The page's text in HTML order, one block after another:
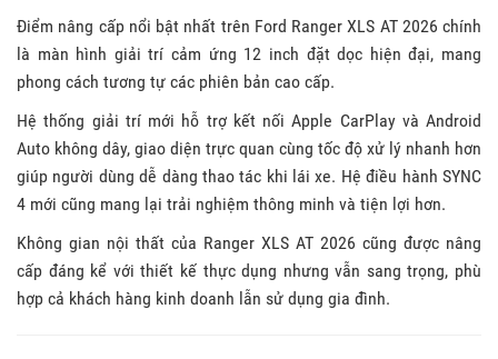
Điểm nâng cấp nổi bật nhất trên Ford Ranger XLS AT 2026 chính
là màn hình giải trí cảm ứng 12 inch đặt dọc hiện đại, mang
phong cách tương tự các phiên bản cao cấp.
Hệ thống giải trí mới hỗ trợ kết nối Apple CarPlay và Android
Auto không dây, giao diện trực quan cùng tốc độ xử lý nhanh hơn
giúp người dùng dễ dàng thao tác khi lái xe. Hệ điều hành SYNC
4 mới cũng mang lại trải nghiệm thông minh và tiện lợi hơn.
Không gian nội thất của Ranger XLS AT 2026 cũng được nâng
cấp đáng kể với thiết kế thực dụng nhưng vẫn sang trọng, phù
hợp cả khách hàng kinh doanh lẫn sử dụng gia đình.